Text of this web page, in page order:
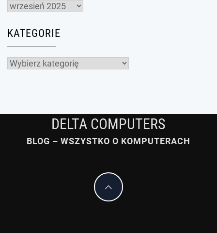
Archiwa
KATEGORIE
Kategorie
DELTA COMPUTERS
BLOG – WSZYSTKO O KOMPUTERACH